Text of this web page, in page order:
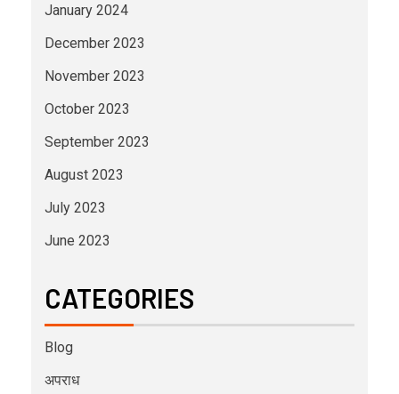
January 2024
December 2023
November 2023
October 2023
September 2023
August 2023
July 2023
June 2023
CATEGORIES
Blog
अपराध